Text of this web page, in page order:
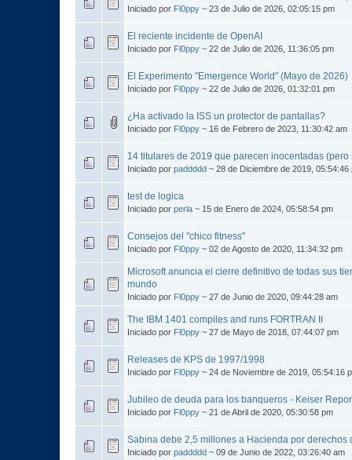
Iniciado por Fl0ppy ~ 23 de Julio de 2026, 02:05:15 pm
El reciente incidente de OpenAI
Iniciado por Fl0ppy ~ 22 de Julio de 2026, 11:36:05 pm
El Experimento "Emergence World" (Mayo de 2026)
Iniciado por Fl0ppy ~ 22 de Julio de 2026, 01:32:01 pm
¿Ha activado la ISS un protector de pantallas?
Iniciado por Fl0ppy ~ 16 de Febrero de 2023, 11:30:42 am
14 titulares de 2019 que parecen inocentadas (pero
Iniciado por paddddd ~ 28 de Diciembre de 2019, 05:54:46
test de logica
Iniciado por perla ~ 15 de Enero de 2024, 05:58:54 pm
Consejos del "chico fitness"
Iniciado por Fl0ppy ~ 02 de Agosto de 2020, 11:34:32 pm
Microsoft anuncia el cierre definitivo de todas sus
mundo
Iniciado por Fl0ppy ~ 27 de Junio de 2020, 09:44:28 am
The IBM 1401 compiles and runs FORTRAN II
Iniciado por Fl0ppy ~ 27 de Mayo de 2018, 07:44:07 pm
Releases de KPS de 1997/1998
Iniciado por Fl0ppy ~ 24 de Noviembre de 2019, 05:54:16
Jubileo de deuda para los banqueros - Keiser
Iniciado por Fl0ppy ~ 21 de Abril de 2020, 05:30:58 pm
Sabina debe 2,5 millones a Hacienda por derechos
Iniciado por paddddd ~ 09 de Junio de 2022, 03:26:40 am